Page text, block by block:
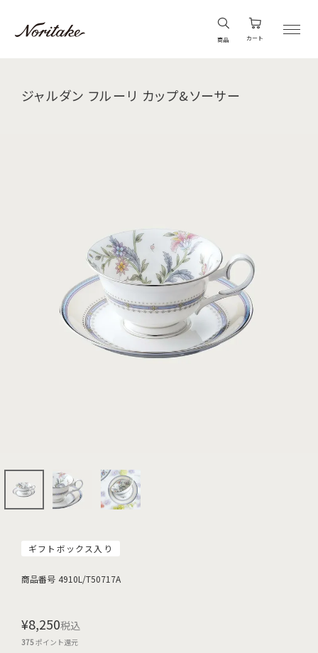
商品 カート
ジャルダン フルーリ カップ&ソーサー
ギフトボックス入り
商品番号 4910L/T50717A
¥8,250税込
375ポイント還元